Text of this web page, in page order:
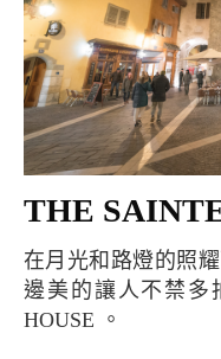
THE
在月光和路燈的照耀下，SAINTE-CLAIRE GATE這
邊美的讓人不禁多
HOUSE 。